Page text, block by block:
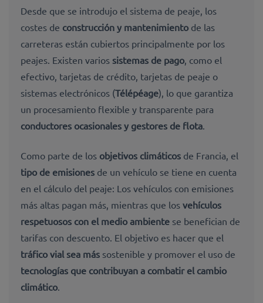
Desde que se introdujo el sistema de peaje, los
costes de construcción y mantenimiento de las
carreteras están cubiertos principalmente por los
peajes. Existen varios sistemas de pago, como el
efectivo, tarjetas de crédito, tarjetas de peaje o
sistemas electrónicos (Télépéage), lo que garantiza
un procesamiento flexible y transparente para
conductores ocasionales y gestores de flota.
Como parte de los objetivos climáticos de Francia, el
tipo de emisiones de un vehículo se tiene en cuenta
en el cálculo del peaje: Los vehículos con emisiones
más altas pagan más, mientras que los vehículos
respetuosos con el medio ambiente se benefician de
tarifas con descuento. El objetivo es hacer que el
tráfico vial sea más sostenible y promover el uso de
tecnologías que contribuyan a combatir el cambio
climático